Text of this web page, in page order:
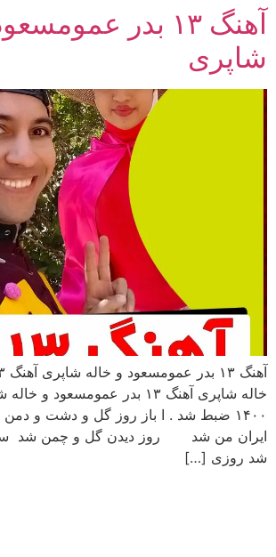
پرش
محتوا
آهنگ ۱۳ بدر
شاپری
خاله شاپری آهنگ ۱۳ بدر عمومسعود
۱۴۰۰ ضبط شد . ا باز روز گل و دشت و
ایران من شد روز دیدن گل و چمن شد
شد روزی […]